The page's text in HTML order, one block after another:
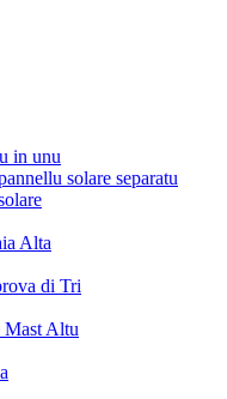
in unu
solare separatu
Alta
di Tri
Mast Altu